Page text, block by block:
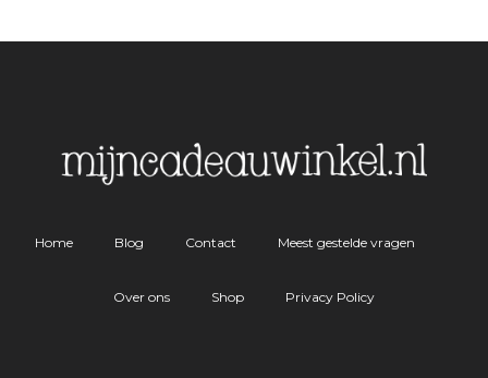
Home Blog Contact Meest gestelde vragen
Over ons Shop Privacy Policy